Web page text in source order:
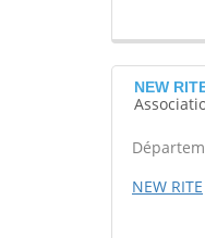
NEW
NEW RITE